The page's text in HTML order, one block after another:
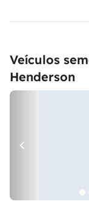
Veículos
Henderson